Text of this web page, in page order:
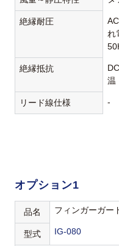
絶縁耐圧
れ
絶縁抵抗
温
リード線仕様 -
オプション1
品名 フィンガーガー
型式 IG-080